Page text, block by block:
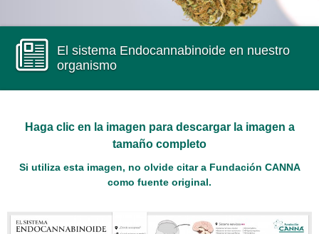
El sistema Endocannabinoide en nuestro
organismo
Haga clic en la imagen para descargar la imagen a
tamaño completo
Si utiliza esta imagen, no olvide citar a Fundación CANNA
como fuente original.